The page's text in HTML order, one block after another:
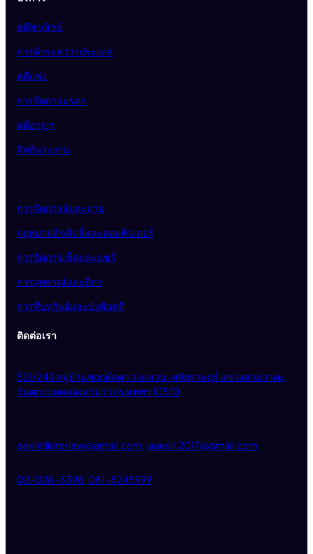
คดีพาณิชย์
การค้าระหว่างประเทศ
คดีแพ่ง
การจัดการมรดก
คดีอาญา
สิทธิแรงงาน
การจัดการล้มละลาย
กฎหมายลิขสิทธิ์และคอมพิวเตอร์
การจัดการเช็คและแชร์
การอุทธรณ์และฎีกา
การสืบทรัพย์และบังคับคดี
ติดต่อเรา
521/243 หมู่บ้านพฤกษ์ลดา วงแหวน-หทัยราษฎร์ แขวงสามวาตะ
วันตก เขตคลองสามวา กรุงเทพฯ 10510
aeknitiinterlaw@gmail.com, jaaesiri2017@gmail.com
02-028-3398, 081-8245999